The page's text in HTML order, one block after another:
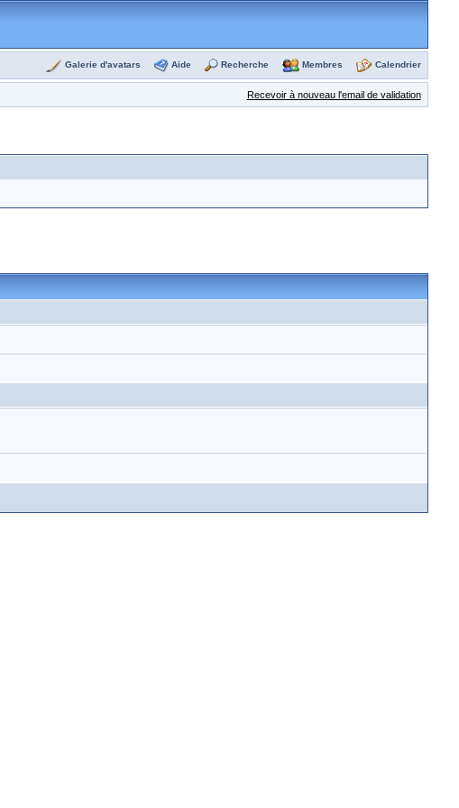
Galerie d'avatars Aide Recherche Membres Calendrier
Recevoir à nouveau l'email de validation